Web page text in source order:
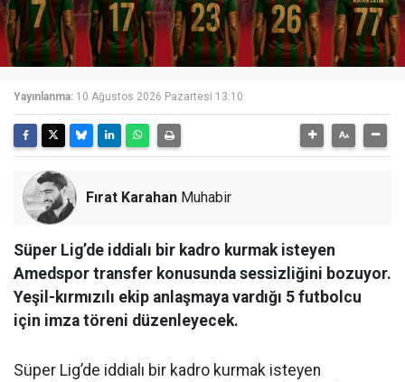
Yayınlanma: 10 Ağustos 2026 Pazartesi 13:10
Fırat Karahan Muhabir
Süper Lig’de iddialı bir kadro kurmak isteyen
Amedspor transfer konusunda sessizliğini bozuyor.
Yeşil-kırmızılı ekip anlaşmaya vardığı 5 futbolcu
için imza töreni düzenleyecek.
Süper Lig’de iddialı bir kadro kurmak isteyen